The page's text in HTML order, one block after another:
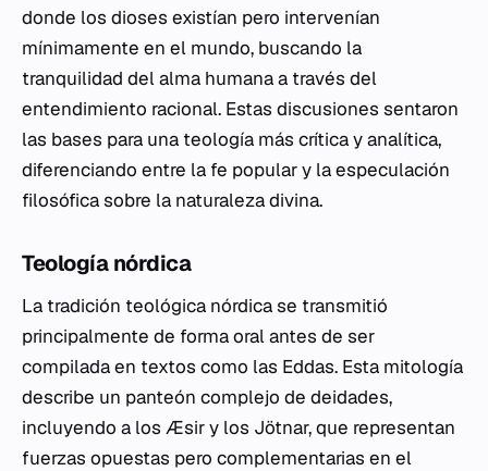
donde los dioses existían pero intervenían
mínimamente en el mundo, buscando la
tranquilidad del alma humana a través del
entendimiento racional. Estas discusiones sentaron
las bases para una teología más crítica y analítica,
diferenciando entre la fe popular y la especulación
filosófica sobre la naturaleza divina.
Teología nórdica
La tradición teológica nórdica se transmitió
principalmente de forma oral antes de ser
compilada en textos como las Eddas. Esta mitología
describe un panteón complejo de deidades,
incluyendo a los Æsir y los Jötnar, que representan
fuerzas opuestas pero complementarias en el